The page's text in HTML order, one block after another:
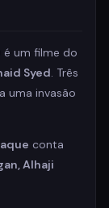
é um filme do
Syed. Três
uma invasão
conta
Alhaji